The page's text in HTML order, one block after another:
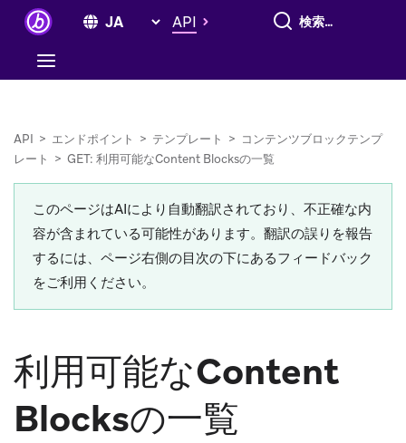
API すべて検索
API > エンドポイント > テンプレート > コンテンツブロックテンプ
レート > GET: 利用可能なContent Blocksの一覧
このページはAIにより自動翻訳されており、不正確な内
容が含まれている可能性があります。翻訳の誤りを報告
するには、ページ右側の目次の下にあるフィードバック
をご利用ください。
利用可能なContent
Blocksの一覧